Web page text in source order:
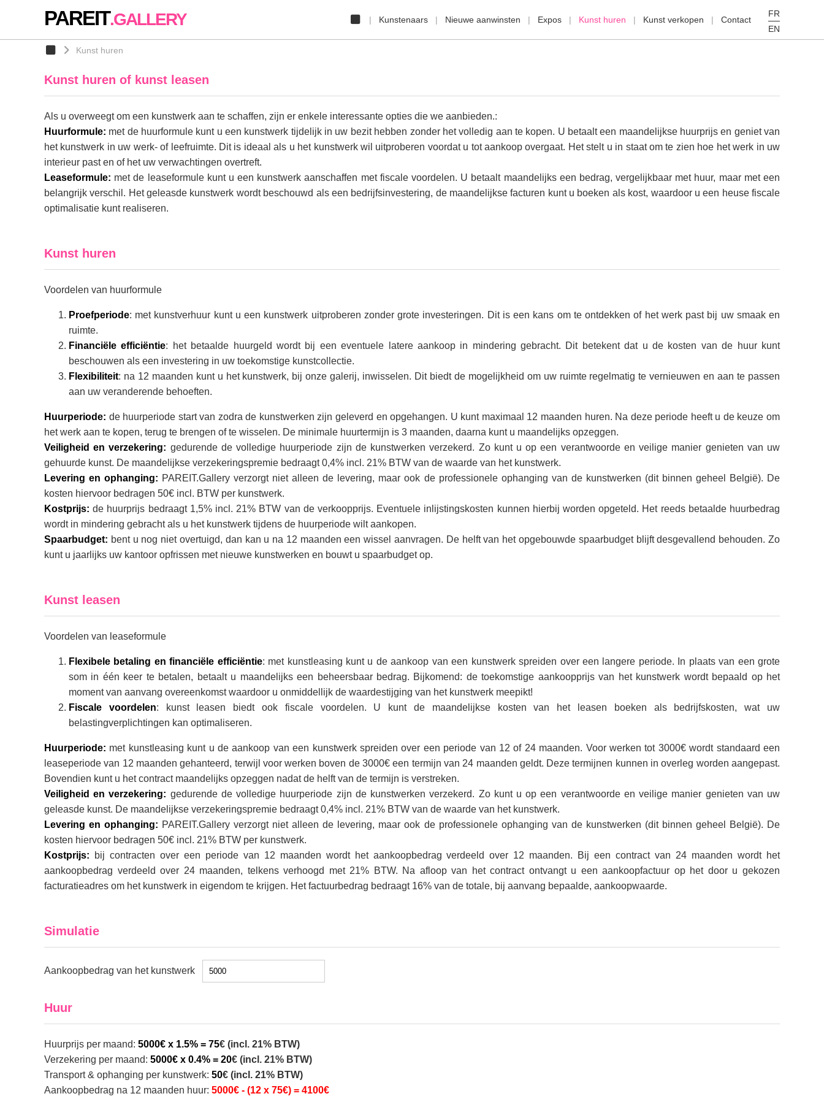
FR
EN
Kunstenaars Nieuwe aanwinsten Expos Kunst huren Kunst verkopen Contact
PAREIT.GALLERY
Kunst huren
Kunst huren of kunst leasen
Als u overweegt om een kunstwerk aan te schaffen, zijn er enkele interessante opties die we aanbieden.:
Huurformule: met de huurformule kunt u een kunstwerk tijdelijk in uw bezit hebben zonder het volledig aan te kopen. U betaalt een maandelijkse huurprijs en geniet van
het kunstwerk in uw werk- of leefruimte. Dit is ideaal als u het kunstwerk wil uitproberen voordat u tot aankoop overgaat. Het stelt u in staat om te zien hoe het werk in uw
interieur past en of het uw verwachtingen overtreft.
Leaseformule: met de leaseformule kunt u een kunstwerk aanschaffen met fiscale voordelen. U betaalt maandelijks een bedrag, vergelijkbaar met huur, maar met een
belangrijk verschil. Het geleasde kunstwerk wordt beschouwd als een bedrijfsinvestering, de maandelijkse facturen kunt u boeken als kost, waardoor u een heuse fiscale
optimalisatie kunt realiseren.
Kunst huren
Voordelen van huurformule
Proefperiode: met kunstverhuur kunt u een kunstwerk uitproberen zonder grote investeringen. Dit is een kans om te ontdekken of het werk past bij uw smaak en
ruimte.
Financiële efficiëntie: het betaalde huurgeld wordt bij een eventuele latere aankoop in mindering gebracht. Dit betekent dat u de kosten van de huur kunt
beschouwen als een investering in uw toekomstige kunstcollectie.
Flexibiliteit: na 12 maanden kunt u het kunstwerk, bij onze galerij, inwisselen. Dit biedt de mogelijkheid om uw ruimte regelmatig te vernieuwen en aan te passen
aan uw veranderende behoeften.
Huurperiode: de huurperiode start van zodra de kunstwerken zijn geleverd en opgehangen. U kunt maximaal 12 maanden huren. Na deze periode heeft u de keuze om
het werk aan te kopen, terug te brengen of te wisselen. De minimale huurtermijn is 3 maanden, daarna kunt u maandelijks opzeggen.
Veiligheid en verzekering: gedurende de volledige huurperiode zijn de kunstwerken verzekerd. Zo kunt u op een verantwoorde en veilige manier genieten van uw
gehuurde kunst. De maandelijkse verzekeringspremie bedraagt 0,4% incl. 21% BTW van de waarde van het kunstwerk.
Levering en ophanging: PAREIT.Gallery verzorgt niet alleen de levering, maar ook de professionele ophanging van de kunstwerken (dit binnen geheel België). De
kosten hiervoor bedragen 50€ incl. BTW per kunstwerk.
Kostprijs: de huurprijs bedraagt 1,5% incl. 21% BTW van de verkoopprijs. Eventuele inlijstingskosten kunnen hierbij worden opgeteld. Het reeds betaalde huurbedrag
wordt in mindering gebracht als u het kunstwerk tijdens de huurperiode wilt aankopen.
Spaarbudget: bent u nog niet overtuigd, dan kan u na 12 maanden een wissel aanvragen. De helft van het opgebouwde spaarbudget blijft desgevallend behouden. Zo
kunt u jaarlijks uw kantoor opfrissen met nieuwe kunstwerken en bouwt u spaarbudget op.
Kunst leasen
Voordelen van leaseformule
Flexibele betaling en financiële efficiëntie: met kunstleasing kunt u de aankoop van een kunstwerk spreiden over een langere periode. In plaats van een grote
som in één keer te betalen, betaalt u maandelijks een beheersbaar bedrag. Bijkomend: de toekomstige aankoopprijs van het kunstwerk wordt bepaald op het
moment van aanvang overeenkomst waardoor u onmiddellijk de waardestijging van het kunstwerk meepikt!
Fiscale voordelen: kunst leasen biedt ook fiscale voordelen. U kunt de maandelijkse kosten van het leasen boeken als bedrijfskosten, wat uw
belastingverplichtingen kan optimaliseren.
Huurperiode: met kunstleasing kunt u de aankoop van een kunstwerk spreiden over een periode van 12 of 24 maanden. Voor werken tot 3000€ wordt standaard een
leaseperiode van 12 maanden gehanteerd, terwijl voor werken boven de 3000€ een termijn van 24 maanden geldt. Deze termijnen kunnen in overleg worden aangepast.
Bovendien kunt u het contract maandelijks opzeggen nadat de helft van de termijn is verstreken.
Veiligheid en verzekering: gedurende de volledige huurperiode zijn de kunstwerken verzekerd. Zo kunt u op een verantwoorde en veilige manier genieten van uw
geleasde kunst. De maandelijkse verzekeringspremie bedraagt 0,4% incl. 21% BTW van de waarde van het kunstwerk.
Levering en ophanging: PAREIT.Gallery verzorgt niet alleen de levering, maar ook de professionele ophanging van de kunstwerken (dit binnen geheel België). De
kosten hiervoor bedragen 50€ incl. 21% BTW per kunstwerk.
Kostprijs: bij contracten over een periode van 12 maanden wordt het aankoopbedrag verdeeld over 12 maanden. Bij een contract van 24 maanden wordt het
aankoopbedrag verdeeld over 24 maanden, telkens verhoogd met 21% BTW. Na afloop van het contract ontvangt u een aankoopfactuur op het door u gekozen
facturatieadres om het kunstwerk in eigendom te krijgen. Het factuurbedrag bedraagt 16% van de totale, bij aanvang bepaalde, aankoopwaarde.
Simulatie
Aankoopbedrag van het kunstwerk
Huur
Huurprijs per maand: 5000€ x 1.5% = 75€ (incl. 21% BTW)
Verzekering per maand: 5000€ x 0.4% = 20€ (incl. 21% BTW)
Transport & ophanging per kunstwerk: 50€ (incl. 21% BTW)
Aankoopbedrag na 12 maanden huur: 5000€ - (12 x 75€) = 4100€